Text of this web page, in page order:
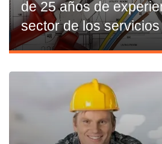
de 25 años de
sector de los